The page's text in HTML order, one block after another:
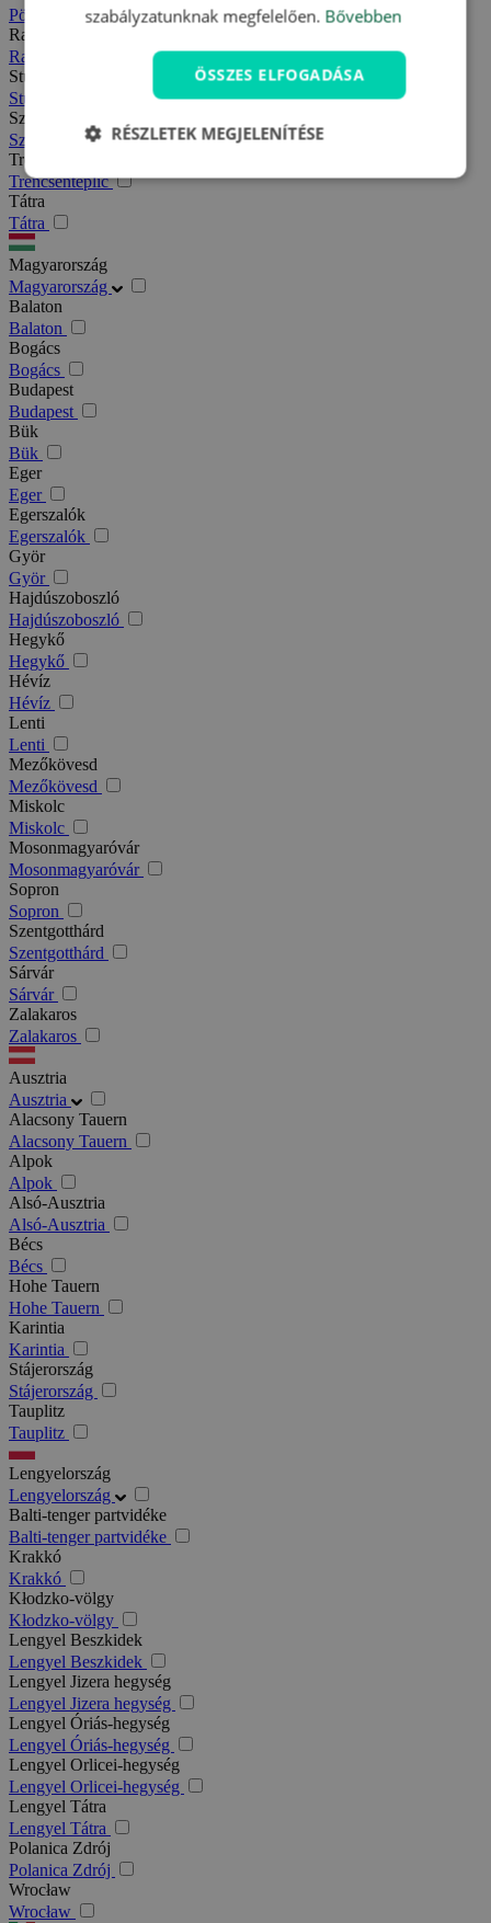
Pöstyén
Rajecfürdő
Rajecfürdő
Stubnyafürdő
Stubnyafürdő
Szlovák paradicsom
Szlovák paradicsom
Trencsénteplic
Trencsénteplic
Tátra
Tátra
Magyarország
Magyarország
Balaton
Balaton
Bogács
Bogács
Budapest
Budapest
Bük
Bük
Eger
Eger
Egerszalók
Egerszalók
Györ
Györ
Hajdúszoboszló
Hajdúszoboszló
Hegykő
Hegykő
Hévíz
Hévíz
Lenti
Lenti
Mezőkövesd
Mezőkövesd
Miskolc
Miskolc
Mosonmagyaróvár
Mosonmagyaróvár
Sopron
Sopron
Szentgotthárd
Szentgotthárd
Sárvár
Sárvár
Zalakaros
Zalakaros
Ausztria
Ausztria
Alacsony Tauern
Alacsony Tauern
Alpok
Alpok
Alsó-Ausztria
Alsó-Ausztria
Bécs
Bécs
Hohe Tauern
Hohe Tauern
Karintia
Karintia
Stájerország
Stájerország
Tauplitz
Tauplitz
Lengyelország
Lengyelország
Balti-tenger partvidéke
Balti-tenger partvidéke
Krakkó
Krakkó
Kłodzko-völgy
Kłodzko-völgy
Lengyel Beszkidek
Lengyel Beszkidek
Lengyel Jizera hegység
Lengyel Jizera hegység
Lengyel Óriás-hegység
Lengyel Óriás-hegység
Lengyel Orlicei-hegység
Lengyel Orlicei-hegység
Lengyel Tátra
Lengyel Tátra
Polanica Zdrój
Polanica Zdrój
Wrocław
Wrocław
szabályzatunknak megfelelően. Bővebben
ÖSSZES ELFOGADÁSA
RÉSZLETEK MEGJELENÍTÉSE